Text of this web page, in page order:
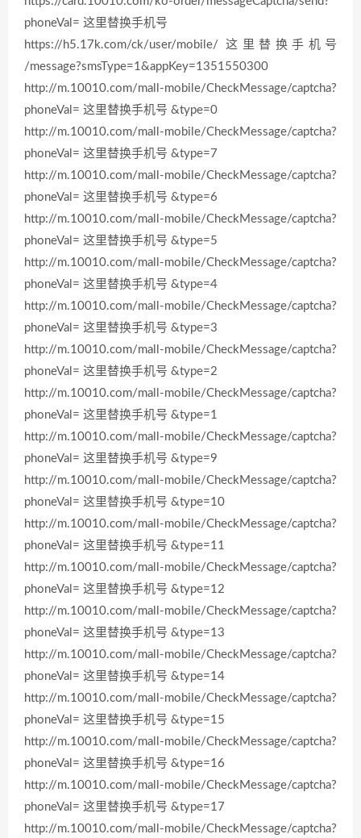
phoneVal= 这里替换手机号
https://h5.17k.com/ck/user/mobile/ 这里替换手机号
/message?smsType=1&appKey=1351550300
http://m.10010.com/mall-mobile/CheckMessage/captcha?
phoneVal= 这里替换手机号 &type=0
http://m.10010.com/mall-mobile/CheckMessage/captcha?
phoneVal= 这里替换手机号 &type=7
http://m.10010.com/mall-mobile/CheckMessage/captcha?
phoneVal= 这里替换手机号 &type=6
http://m.10010.com/mall-mobile/CheckMessage/captcha?
phoneVal= 这里替换手机号 &type=5
http://m.10010.com/mall-mobile/CheckMessage/captcha?
phoneVal= 这里替换手机号 &type=4
http://m.10010.com/mall-mobile/CheckMessage/captcha?
phoneVal= 这里替换手机号 &type=3
http://m.10010.com/mall-mobile/CheckMessage/captcha?
phoneVal= 这里替换手机号 &type=2
http://m.10010.com/mall-mobile/CheckMessage/captcha?
phoneVal= 这里替换手机号 &type=1
http://m.10010.com/mall-mobile/CheckMessage/captcha?
phoneVal= 这里替换手机号 &type=9
http://m.10010.com/mall-mobile/CheckMessage/captcha?
phoneVal= 这里替换手机号 &type=10
http://m.10010.com/mall-mobile/CheckMessage/captcha?
phoneVal= 这里替换手机号 &type=11
http://m.10010.com/mall-mobile/CheckMessage/captcha?
phoneVal= 这里替换手机号 &type=12
http://m.10010.com/mall-mobile/CheckMessage/captcha?
phoneVal= 这里替换手机号 &type=13
http://m.10010.com/mall-mobile/CheckMessage/captcha?
phoneVal= 这里替换手机号 &type=14
http://m.10010.com/mall-mobile/CheckMessage/captcha?
phoneVal= 这里替换手机号 &type=15
http://m.10010.com/mall-mobile/CheckMessage/captcha?
phoneVal= 这里替换手机号 &type=16
http://m.10010.com/mall-mobile/CheckMessage/captcha?
phoneVal= 这里替换手机号 &type=17
http://m.10010.com/mall-mobile/CheckMessage/captcha?